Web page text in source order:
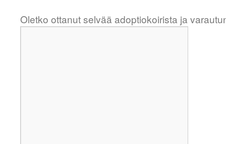
Oletko ottanut selvää adoptiokoirista ja